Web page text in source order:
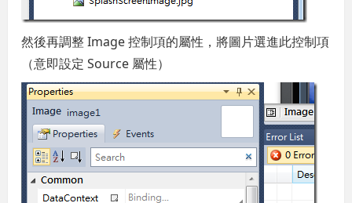
然後再調整 Image 控制項的屬性，將圖片選進此控制項
（意即設定 Source 屬性）